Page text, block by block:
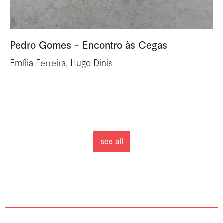
Pedro Gomes - Encontro às Cegas
Emília Ferreira, Hugo Dinis
see all